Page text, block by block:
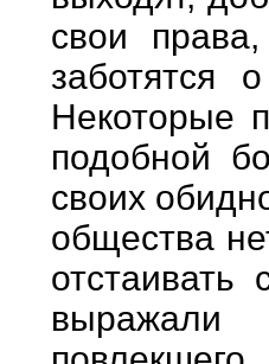
свои
заботятся
Некоторые
подобной
своих
общества
выражали